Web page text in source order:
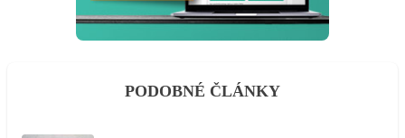
PODOBNÉ ČLÁNKY